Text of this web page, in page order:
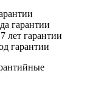
гарантии
лет гарантии
гарантии